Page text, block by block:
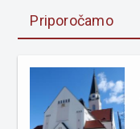
Priporočamo